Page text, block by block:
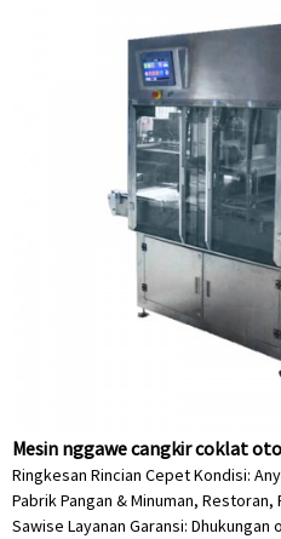
Mesin nggawe cangkir coklat
Ringkesan Rincian Cepet Kondisi:
Pabrik Pangan & Minuman, Restoran,
Sawise Layanan Garansi: Dhukungan